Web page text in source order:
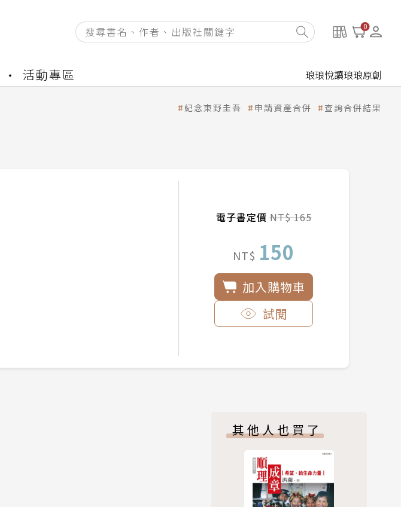
0
活動專區 琅琅悅讀琅琅原創
紀念東野圭吾 申請資產合併 查詢合併結果
電子書定價NT$ 165
NT$ 150
加入購物車
試閱
其他人也買了